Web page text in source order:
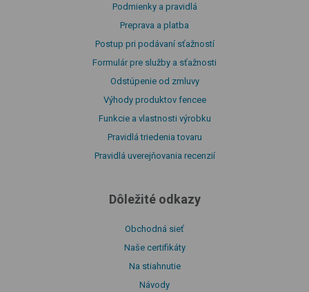
Podmienky a pravidlá
Preprava a platba
Postup pri podávaní sťažností
Formulár pre služby a sťažnosti
Odstúpenie od zmluvy
Výhody produktov fencee
Funkcie a vlastnosti výrobku
Pravidlá triedenia tovaru
Pravidlá uverejňovania recenzií
Dôležité odkazy
Obchodná sieť
Naše certifikáty
Na stiahnutie
Návody